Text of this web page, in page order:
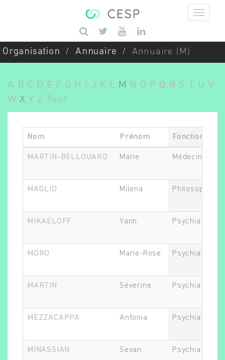
Saisissez vos mots-clés
Organisation Annuaire Annuaire (M)
A B C D E F G H J K L M N O P Q R S T U V
W X Y Z Tout
Nom Prénom Fonction
MARTIN-BELLOUARD Marie Médecin
MAGLIO Milena Philosophe
MIKAELOFF Yann Psychiatre
MORO Marie-Rose Psychiatre
MARTIN Séverine Psychiatre
MEZZACAPPA Antonia Psychiatre
MINASSIAN Sevan Psychiatre